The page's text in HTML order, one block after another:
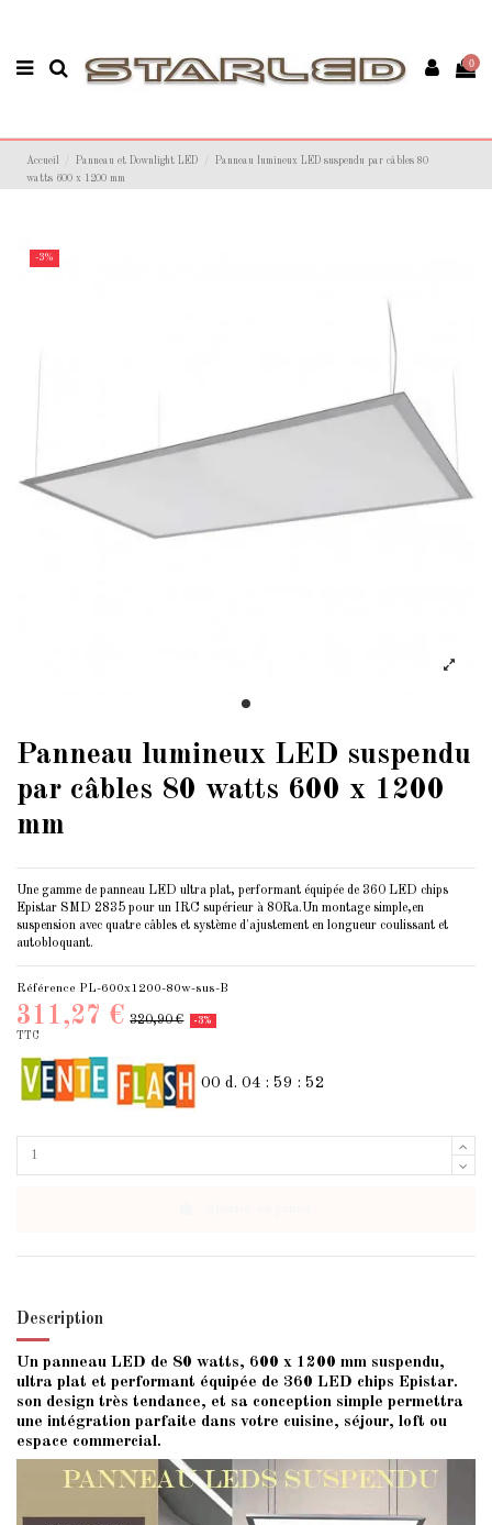
0
Accueil Panneau et Downlight LED
Panneau lumineux LED suspendu par câbles 80
watts 600 x 1200 mm
-3%
Panneau lumineux LED suspendu
par câbles 80 watts 600 x 1200
mm
Une gamme de panneau LED ultra plat, performant équipée de 360 LED chips
Epistar SMD 2835 pour un IRC supérieur à 80Ra.Un montage simple,en
suspension avec quatre câbles et système d'ajustement en longueur coulissant et
autobloquant.
Référence PL-600x1200-80w-sus-B
311,27 € 320,90 €
-3%
TTC
00 d. 04 : 59 : 52
Description
Un panneau LED de 80 watts, 600 x 1200 mm suspendu,
ultra plat et performant équipée de 360 LED chips Epistar.
son design très tendance, et sa conception simple permettra
une intégration parfaite dans votre cuisine, séjour, loft ou
espace commercial.